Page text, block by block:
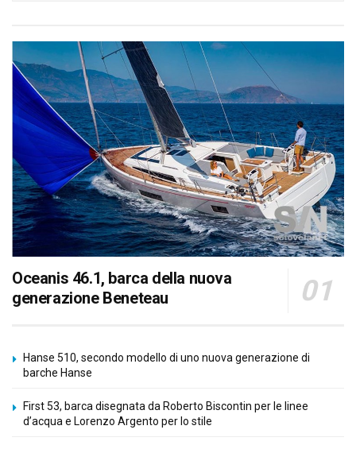
Oceanis 46.1, barca della nuova
generazione Beneteau
Hanse 510, secondo modello di uno nuova generazione di
barche Hanse
First 53, barca disegnata da Roberto Biscontin per le linee
d’acqua e Lorenzo Argento per lo stile